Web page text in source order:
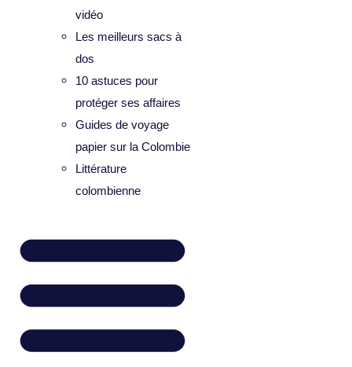
vidéo
Les meilleurs sacs à
dos
10 astuces pour
protéger ses affaires
Guides de voyage
papier sur la Colombie
Littérature
colombienne